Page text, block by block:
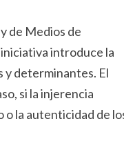
de Medios de
introduce la
y determinantes. El
si la injerencia
la autenticidad de